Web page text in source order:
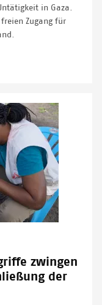
in Gaza.
Zugang für
zwingen
der